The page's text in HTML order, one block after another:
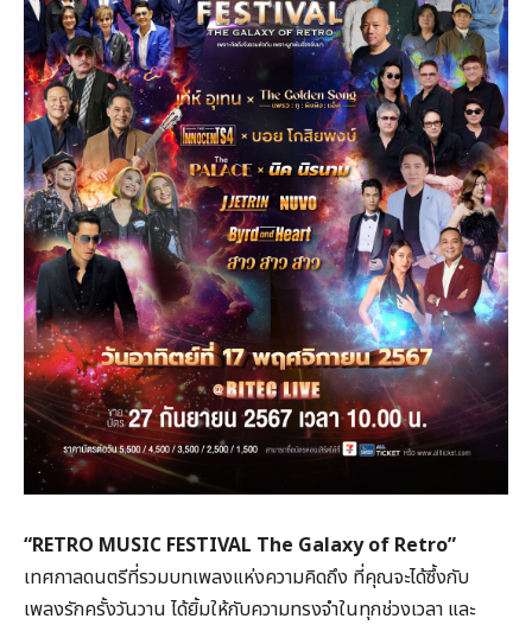
“RETRO MUSIC FESTIVAL The Galaxy of Retro”
เทศกาลดนตรีที่รวมบทเพลงแห่งความคิดถึง ที่คุณจะได้ซึ้งกับ
เพลงรักครั้งวันวาน ได้ยิ้มให้กับความทรงจำในทุกช่วงเวลา และ